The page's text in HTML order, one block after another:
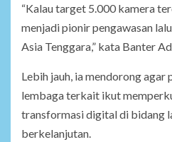
“Kalau target 5.000 kamera
menjadi pionir pengawasan
Asia Tenggara,” kata Banter
Lebih jauh, ia mendorong agar
lembaga terkait ikut
transformasi digital di bidang
berkelanjutan.